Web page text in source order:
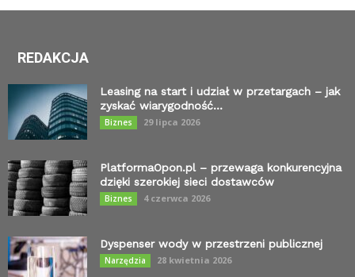
REDAKCJA
Leasing na start i udział w przetargach – jak
zyskać wiarygodność...
Biznes 29 lipca 2026
PlatformaOpon.pl – przewaga konkurencyjna
dzięki szerokiej sieci dostawców
Biznes 4 czerwca 2026
Dyspenser wody w przestrzeni publicznej
Narzędzia 28 kwietnia 2026